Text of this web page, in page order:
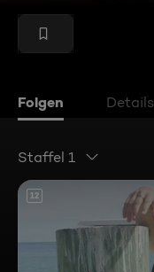
Folgen Details
Staffel 1
12